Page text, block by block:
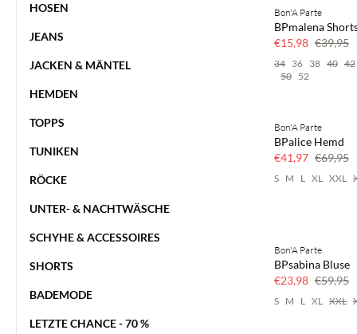
HOSEN
JEANS
JACKEN & MÄNTEL
HEMDEN
TOPPS
TUNIKEN
RÖCKE
UNTER- & NACHTWÄSCHE
SCHYHE & ACCESSOIRES
SHORTS
BADEMODE
LETZTE CHANCE - 70 %
SAVE20
Bon'A Parte
BPmalena
€15,98 €39,95
34 36 38 40 42
50 52
40 % Rabatt
Bon'A Parte
BPalice Hemd
€41,97 €69,95
S M L XL XXL
60 % Rabatt
Bon'A Parte
BPsabina Bluse
€23,98 €59,95
S M L XL XXL